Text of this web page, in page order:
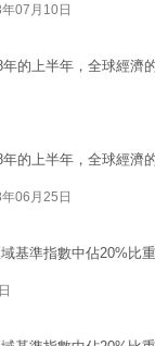
07月10日
的上半年，全球經濟
的上半年，全球經濟
06月25日
基準指數中佔20%比